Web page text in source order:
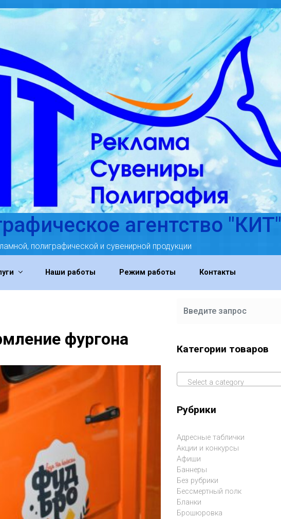
агентство "КИТ"
полиграфической и сувенирной продукции
Наши работы Режим работы Контакты
фургона
Категории товаров
Select a category
Рубрики
Адресные таблички
Акции и конкурсы
Афиши
Баннеры
Без рубрики
Бессмертный полк
Бланки
Брошюровка